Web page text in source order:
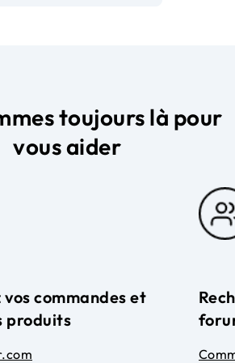
toujours là pour
vous aider
commandes et
produits